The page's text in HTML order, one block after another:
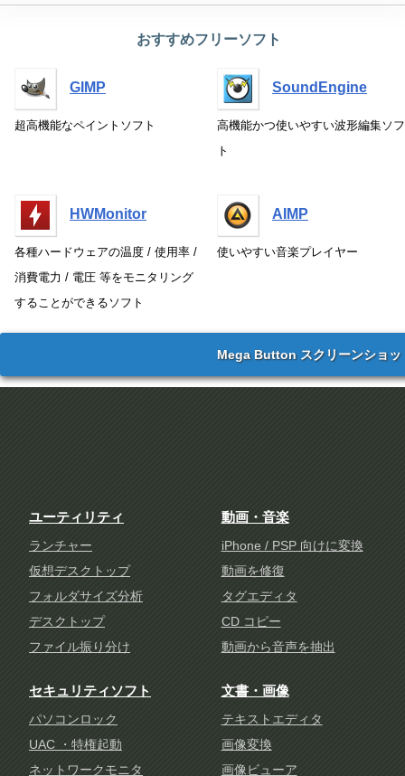
おすすめフリーソフト
GIMP
超高機能なペイントソフト
SoundEngine
高機能かつ使いやすい波形編集ソフ
ト
HWMonitor
各種ハードウェアの温度 / 使用率 /
消費電力 / 電圧 等をモニタリング
することができるソフト
AIMP
使いやすい音楽プレイヤー
Mega Button スクリーンショッ
ユーティリティ
ランチャー
仮想デスクトップ
フォルダサイズ分析
デスクトップ
ファイル振り分け
動画・音楽
iPhone / PSP 向けに変換
動画を修復
タグエディタ
CD コピー
動画から音声を抽出
セキュリティソフト
パソコンロック
UAC ・特権起動
ネットワークモニタ
文書・画像
テキストエディタ
画像変換
画像ビューア